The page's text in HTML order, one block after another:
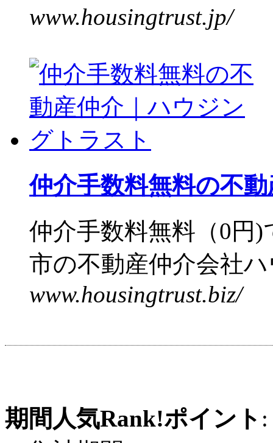
www.housingtrust.jp/
仲介手数料無料の不
仲介手数料無料（0円
市の不動産仲介会社
www.housingtrust.biz/
期間人気Rank!ポイント